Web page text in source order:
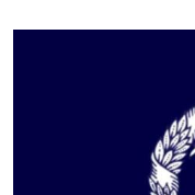
malam itu,...